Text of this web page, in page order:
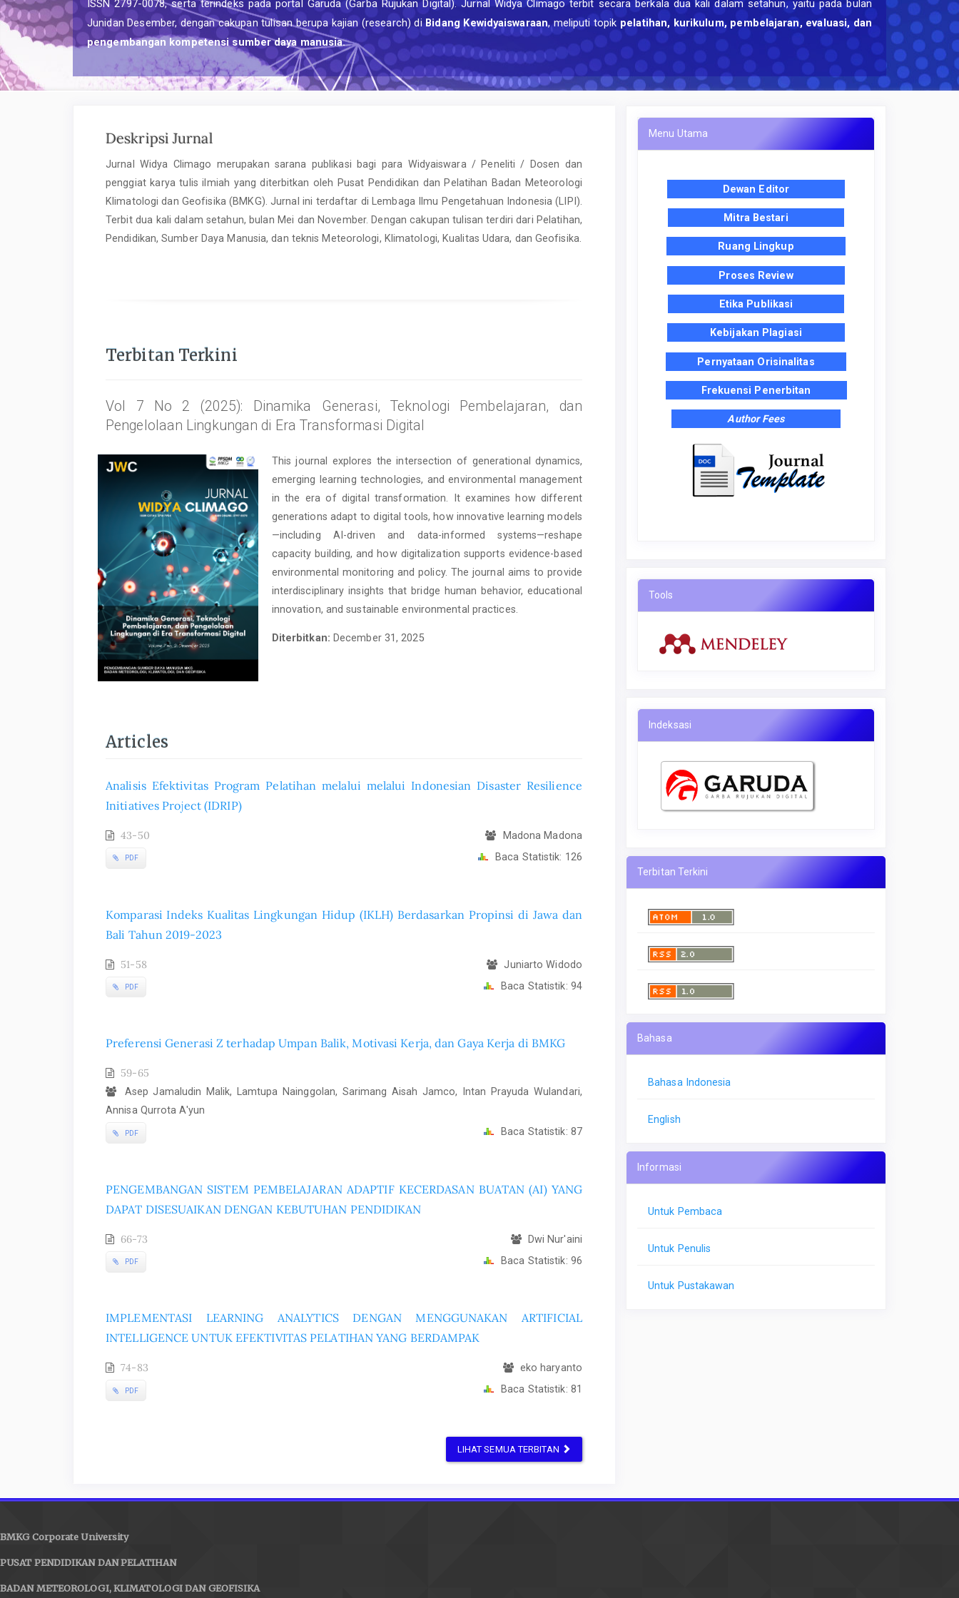
ISSN 2797-0078, serta terindeks pada portal Garuda (Garba Rujukan Digital). Jurnal Widya Climago terbit secara berkala dua kali dalam setahun, yaitu pada bulan
Junidan Desember, dengan cakupan tulisan berupa kajian (research) diBidang Kewidyaiswaraan, meliputi topik pelatihan, kurikulum, pembelajaran, evaluasi, dan
pengembangan kompetensi sumber daya manusia.
Deskripsi Jurnal
Jurnal Widya Climago merupakan sarana publikasi bagi para Widyaiswara / Peneliti / Dosen dan
penggiat karya tulis ilmiah yang diterbitkan oleh Pusat Pendidikan dan Pelatihan Badan Meteorologi
Klimatologi dan Geofisika (BMKG). Jurnal ini terdaftar di Lembaga Ilmu Pengetahuan Indonesia (LIPI).
Terbit dua kali dalam setahun, bulan Mei dan November. Dengan cakupan tulisan terdiri dari Pelatihan,
Pendidikan, Sumber Daya Manusia, dan teknis Meteorologi, Klimatologi, Kualitas Udara, dan Geofisika.
Terbitan Terkini
Vol 7 No 2 (2025): Dinamika Generasi, Teknologi Pembelajaran, dan
Pengelolaan Lingkungan di Era Transformasi Digital
This journal explores the intersection of generational dynamics,
emerging learning technologies, and environmental management
in the era of digital transformation. It examines how different
generations adapt to digital tools, how innovative learning models
—including AI-driven and data-informed systems—reshape
capacity building, and how digitalization supports evidence-based
environmental monitoring and policy. The journal aims to provide
interdisciplinary insights that bridge human behavior, educational
innovation, and sustainable environmental practices.
Diterbitkan: December 31, 2025
Articles
Analisis Efektivitas Program Pelatihan melalui melalui Indonesian Disaster Resilience
Initiatives Project (IDRIP)
43-50 Madona Madona
PDF Baca Statistik: 126
Komparasi Indeks Kualitas Lingkungan Hidup (IKLH) Berdasarkan Propinsi di Jawa dan
Bali Tahun 2019-2023
51-58 Juniarto Widodo
PDF Baca Statistik: 94
Preferensi Generasi Z terhadap Umpan Balik, Motivasi Kerja, dan Gaya Kerja di BMKG
59-65
Asep Jamaludin Malik, Lamtupa Nainggolan, Sarimang Aisah Jamco, Intan Prayuda Wulandari,
Annisa Qurrota A'yun
PDF Baca Statistik: 87
PENGEMBANGAN SISTEM PEMBELAJARAN ADAPTIF KECERDASAN BUATAN (AI) YANG
DAPAT DISESUAIKAN DENGAN KEBUTUHAN PENDIDIKAN
66-73 Dwi Nur'aini
PDF Baca Statistik: 96
IMPLEMENTASI LEARNING ANALYTICS DENGAN MENGGUNAKAN ARTIFICIAL
INTELLIGENCE UNTUK EFEKTIVITAS PELATIHAN YANG BERDAMPAK
74-83 eko haryanto
PDF Baca Statistik: 81
LIHAT SEMUA TERBITAN
Menu Utama
Dewan Editor
Mitra Bestari
Ruang Lingkup
Proses Review
Etika Publikasi
Kebijakan Plagiasi
Pernyataan Orisinalitas
Frekuensi Penerbitan
Author Fees
Tools
Indeksasi
Terbitan Terkini
Bahasa
Bahasa Indonesia
English
Informasi
Untuk Pembaca
Untuk Penulis
Untuk Pustakawan
BMKG Corporate University
PUSAT PENDIDIKAN DAN PELATIHAN
BADAN METEOROLOGI, KLIMATOLOGI DAN GEOFISIKA